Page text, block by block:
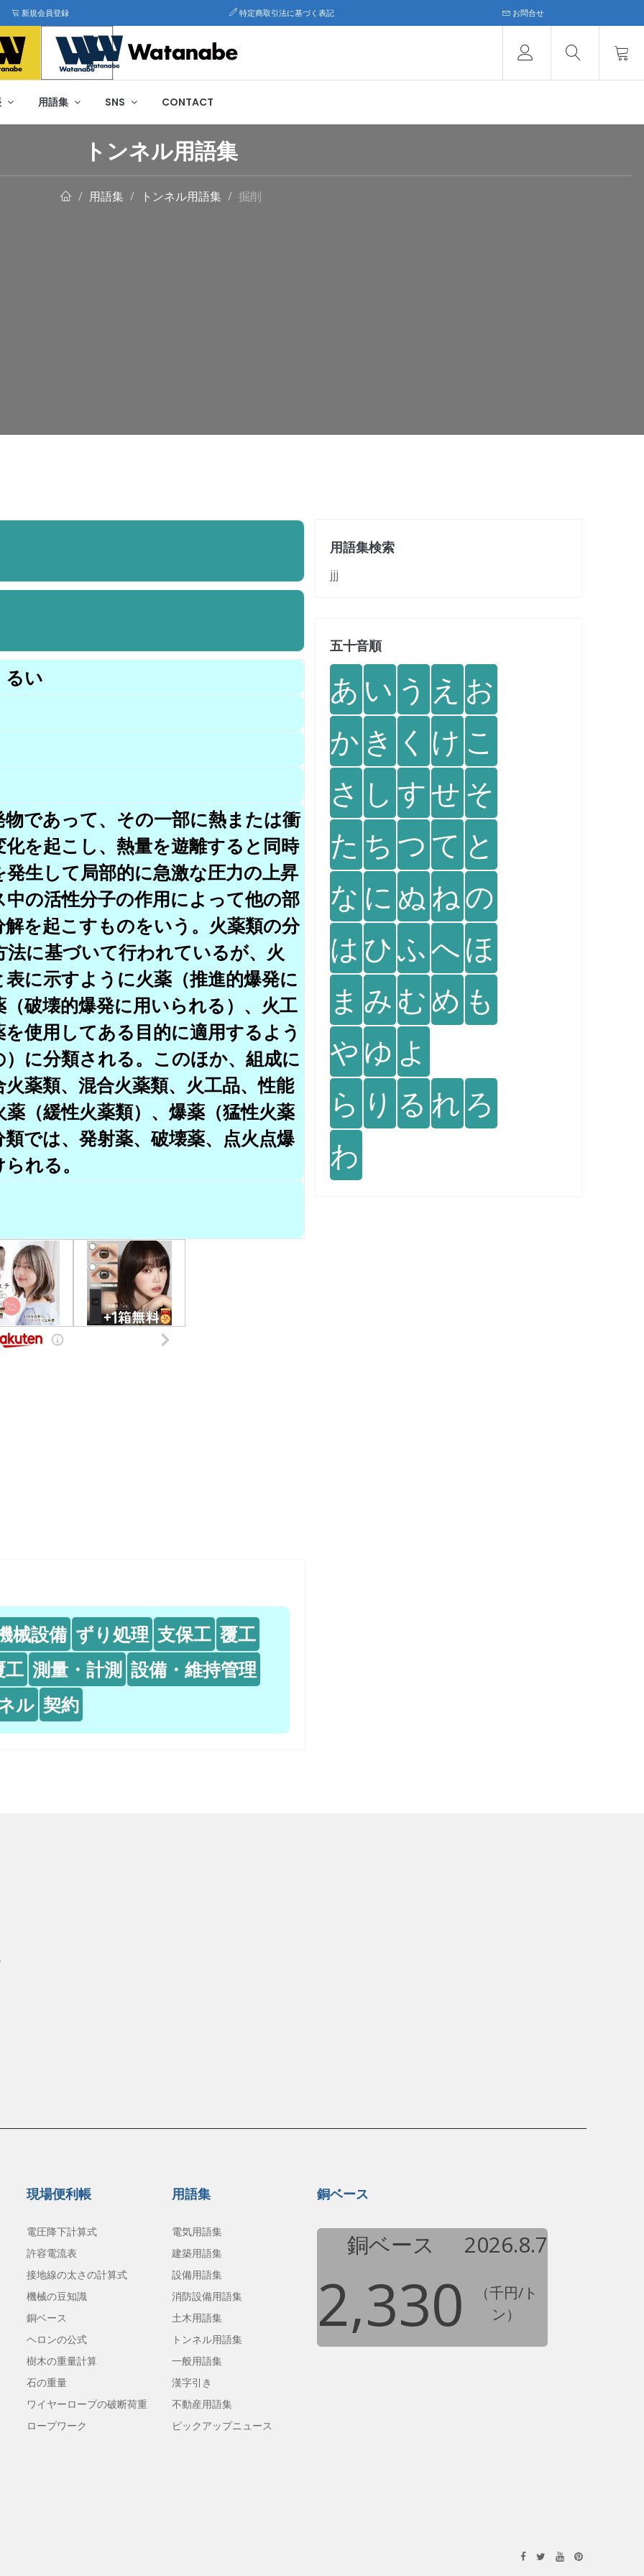
新規会員登録 特定商取引法に基づく表記 お問合せ
用語集 SNS CONTACT
トンネル用語集
用語集 トンネル用語集 掘削
い
であって、その一部に熱または衝
を起こし、熱量を遊離すると同時
生して局部的に急激な圧力の上昇
の活性分子の作用によって他の部
を起こすものをいう。火薬類の分
に基づいて行われているが、火
に示すように火薬（推進的爆発に
破壊的爆発に用いられる）、火工
使用してある目的に適用するよう
に分類される。このほか、組成に
薬類、混合火薬類、火工品、性能
（緩性火薬類）、爆薬（猛性火薬
では、発射薬、破壊薬、点火点爆
れる。
械設備 ずり処理 支保工 覆工
工 測量・計測 設備・維持管理
ル 契約
用語集検索
jjj
五十音順
あ い う え お
か き く け こ
さ し すせ そ
た ち つ て と
な に ぬ ねの
は ひふへほ
ま み むめ も
や ゆ よ
ら り る れ ろ
わ
現場便利帳
電圧降下計算式
許容電流表
接地線の太さの計算式
機械の豆知識
銅ベース
ヘロンの公式
樹木の重量計算
石の重量
ワイヤーロープの破断荷重
ロープワーク
用語集
電気用語集
建築用語集
設備用語集
消防設備用語集
土木用語集
トンネル用語集
一般用語集
漢字引き
不動産用語集
ピックアップニュース
銅ベース
銅ベース 2026.8.7
2,330
（千円/ト
ン）